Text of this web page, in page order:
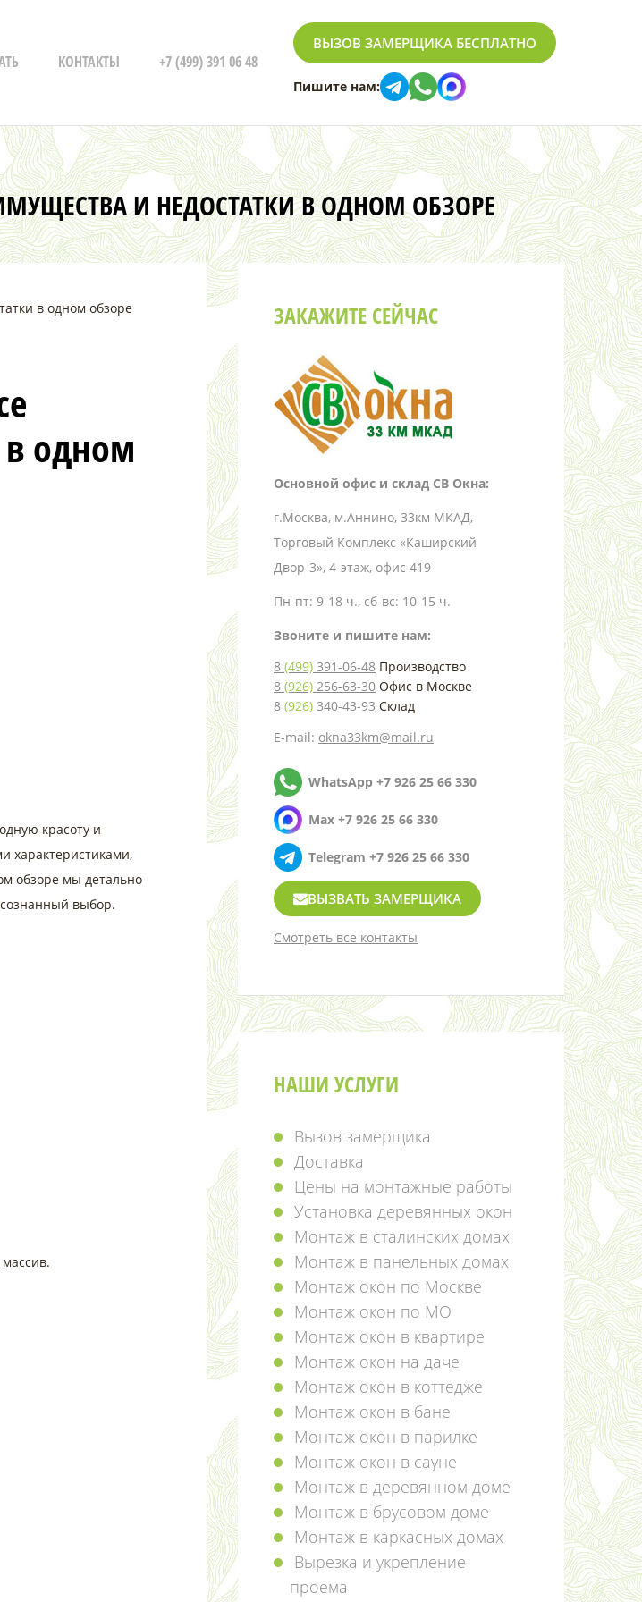
КОНТАКТЫ +7 (499) 391 06 48
ВЫЗОВ ЗАМЕРЩИКА БЕСПЛАТНО
Пишите нам:
И НЕДОСТАТКИ В ОДНОМ ОБЗОРЕ
в одном обзоре
одном
красоту и
характеристиками,
обзоре мы детально
выбор.
ЗАКАЖИТЕ СЕЙЧАС
Основной офис и склад СВ Окна:
г.Москва, м.Аннино, 33км МКАД,
Торговый Комплекс «Каширский
Двор-3», 4-этаж, офис 419
Пн-пт: 9-18 ч., сб-вс: 10-15 ч.
Звоните и пишите нам:
8 (499) 391-06-48 Производство
8 (926) 256-63-30 Офис в Москве
8 (926) 340-43-93 Склад
E-mail: okna33km@mail.ru
WhatsApp +7 926 25 66 330
Max +7 926 25 66 330
Telegram +7 926 25 66 330
ВЫЗВАТЬ ЗАМЕРЩИКА
Смотреть все контакты
НАШИ УСЛУГИ
Вызов замерщика
Доставка
Цены на монтажные работы
Установка деревянных окон
Монтаж в сталинских домах
Монтаж в панельных домах
Монтаж окон по Москве
Монтаж окон по МО
Монтаж окон в квартире
Монтаж окон на даче
Монтаж окон в коттедже
Монтаж окон в бане
Монтаж окон в парилке
Монтаж окон в сауне
Монтаж в деревянном доме
Монтаж в брусовом доме
Монтаж в каркасных домах
Вырезка и укрепление
проема